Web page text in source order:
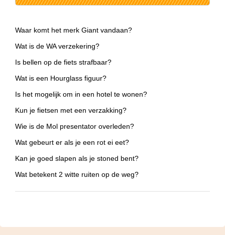
Waar komt het merk Giant vandaan?
Wat is de WA verzekering?
Is bellen op de fiets strafbaar?
Wat is een Hourglass figuur?
Is het mogelijk om in een hotel te wonen?
Kun je fietsen met een verzakking?
Wie is de Mol presentator overleden?
Wat gebeurt er als je een rot ei eet?
Kan je goed slapen als je stoned bent?
Wat betekent 2 witte ruiten op de weg?